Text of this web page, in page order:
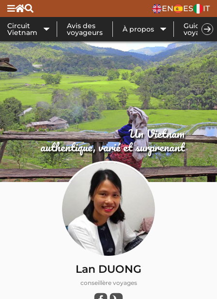
EN ES IT
Circuit
Vietnam
Avis des
voyageurs À propos Guide de
voyage
Un Vietnam
authentique, varié et surprenant
Lan DUONG
conseillère voyages